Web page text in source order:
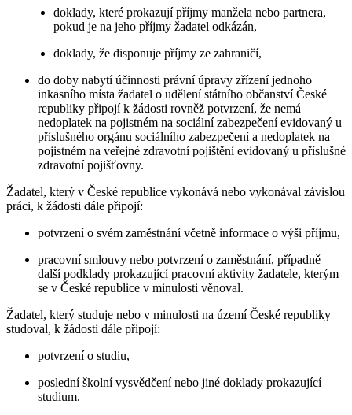
doklady, které prokazují příjmy manžela nebo partnera,
pokud je na jeho příjmy žadatel odkázán,
doklady, že disponuje příjmy ze zahraničí,
do doby nabytí účinnosti právní úpravy zřízení jednoho
inkasního místa žadatel o udělení státního občanství České
republiky připojí k žádosti rovněž potvrzení, že nemá
nedoplatek na pojistném na sociální zabezpečení evidovaný u
příslušného orgánu sociálního zabezpečení a nedoplatek na
pojistném na veřejné zdravotní pojištění evidovaný u příslušné
zdravotní pojišťovny.
Žadatel, který v České republice vykonává nebo vykonával závislou
práci, k žádosti dále připojí:
potvrzení o svém zaměstnání včetně informace o výši příjmu,
pracovní smlouvy nebo potvrzení o zaměstnání, případně
další podklady prokazující pracovní aktivity žadatele, kterým
se v České republice v minulosti věnoval.
Žadatel, který studuje nebo v minulosti na území České republiky
studoval, k žádosti dále připojí:
potvrzení o studiu,
poslední školní vysvědčení nebo jiné doklady prokazující
studium.